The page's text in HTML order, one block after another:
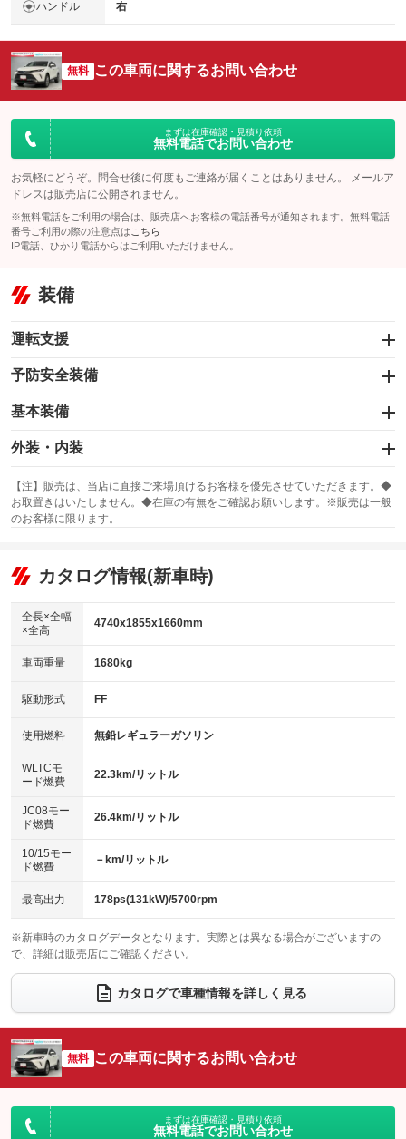
ハンドル 右
無料 この車両に関するお問い合わせ
まずは在庫確認・見積り依頼
無料電話でお問い合わせ
お気軽にどうぞ。問合せ後に何度もご連絡が届くことはありません。 メールア
ドレスは販売店に公開されません。
※無料電話をご利用の場合は、販売店へお客様の電話番号が通知されます。無料電話
番号ご利用の際の注意点は こちら
IP電話、ひかり電話からはご利用いただけません。
装備
運転支援
追従ドライブ支援アダプティブクルーズコントロー
ハンドル操作サポート
自動駐車システム
駐車支援システム
予防安全装備
横滑り防止装置
障害物お知らせ機能
クリアランスソナー
自動ライト
自動ハイビーム
頸部衝撃緩和ヘッドレスト
ペダル踏み間違い時加速抑制装置
基本装備
エアバッグ：運転席/助手席/サイド
：装備あり
：装備なし
サンルーフ
：装備なし ABS
リフトアップ
：装備なし
パワーウィンドウ
：装備あり
アイドリングストップ
：装備なし
USB入力端子
：装備あり
100V電源
：装備あり
センターデフロック
：装備なし
電動格納ミラー
：装備あり
外装・内装
カーナビ：メモリーナビ他
：装備あり
TV：フルセグ
：装備あり
ビジュアル
：装備なし
：装備あり
革シート
キーレス
HID(キセノンライト)
：装備なし
バックカメラ
：装備あり
エアロ
：装備なし
パワーシート
ベンチシート
：装備なし
チップアップシート
：装備なし
：装備なし ：装備なし
ウォークスルー
：装備なし
電動リアゲート フロントカメラ
：装備なし
：装備なし ：装備あり
サイドカメラ
：装備なし ルーフレール
：装備なし
：装備なし
：装備なし
【注】販売は、当店に直接ご来場頂けるお客様を優先させていただきます。◆
お取置きはいたしません。◆在庫の有無をご確認お願いします。※販売は一般
のお客様に限ります。
カタログ情報(新車時)
全長×全幅
×全高
4740x1855x1660mm
車両重量 1680kg
駆動形式 FF
使用燃料 無鉛レギュラーガソリン
WLTCモ
ード燃費
22.3km/リットル
JC08モー
ド燃費
26.4km/リットル
10/15モー
ド燃費
－km/リットル
最高出力 178ps(131kW)/5700rpm
※新車時のカタログデータとなります。実際とは異なる場合がございますの
で、詳細は販売店にご確認ください。
カタログで車種情報を詳しく見る
無料 この車両に関するお問い合わせ
まずは在庫確認・見積り依頼
無料電話でお問い合わせ